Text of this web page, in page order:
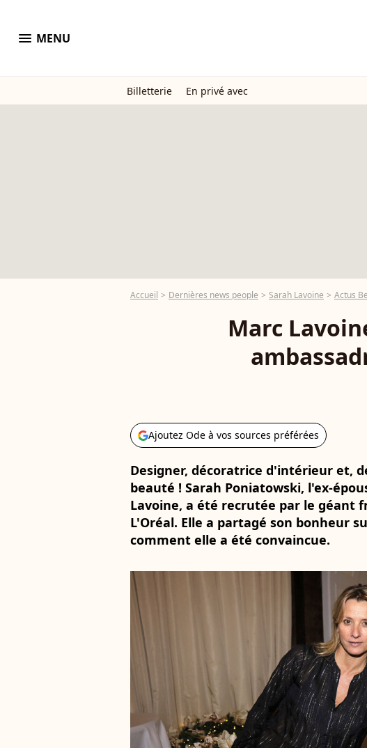
menu MENU
Billetterie En privé avec
Accueil Dernières news people Sarah Lavoine Actus
Marc
Ajoutez Ode à vos sources préférées
Designer, décoratrice d'intérieur et,
beauté ! Sarah Poniatowski, l'ex-
Lavoine, a été recrutée par le géant
L'Oréal. Elle a partagé son bonheur
comment elle a été convaincue.